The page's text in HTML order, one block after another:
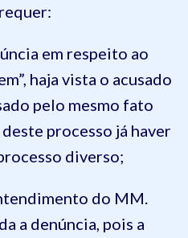
em respeito ao
haja vista o acusado
pelo mesmo fato
processo já haver
diverso;
do MM.
a denúncia, pois a